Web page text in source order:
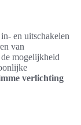
en uitschakelen
van
mogelijkheid
verlichting